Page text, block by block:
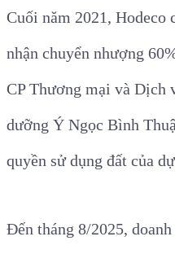
Cuối năm 2021, Hodeco
nhận chuyển nhượng
CP Thương mại và Dịch
dưỡng Ý Ngọc Bình
quyền sử dụng đất của
Đến tháng 8/2025,